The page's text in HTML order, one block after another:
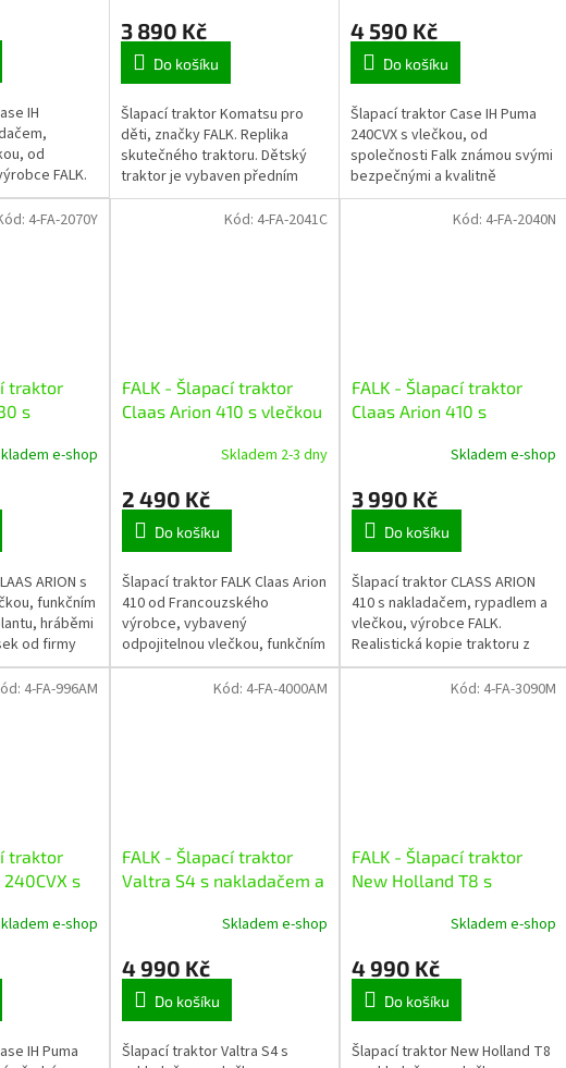
IH
od
FALK.
známe
kvalitního
3 890 Kč
Do košíku
Šlapací traktor Komatsu pro
děti, značky FALK. Replika
skutečného traktoru. Dětský
traktor je vybaven předním
nakladačem, rypadlem,
vlečkou a dalšími úžasnými
4 590 Kč
Do košíku
Šlapací traktor Case IH Puma
240CVX s vlečkou, od
společnosti Falk známou svými
bezpečnými a kvalitně
zpracovanými hračkami.
Traktor je vyroben z odolného
traktor
s
e-shop
ARION s
funkčním
hráběmi
od firmy
od 3 let.
4-FA-2070Y
FALK - Šlapací traktor
Claas Arion 410 s vlečkou
Skladem 2-3 dny
2 490 Kč
Do košíku
Šlapací traktor FALK Claas Arion
410 od Francouzského
výrobce, vybavený
odpojitelnou vlečkou, funkčním
klaksonem na volantu a
otevírací kapotou. Vyrobeno z
Kód: 4-FA-2041C
FALK - Šlapací traktor
Claas Arion 410 s
Skladem e-shop
3 990 Kč
Do košíku
Šlapací traktor CLASS ARION
410 s nakladačem, rypadlem a
vlečkou, výrobce FALK.
Realistická kopie traktoru z
kvalitního odolného plastu s
ohledem na zdraví dětí.
Kód: 4-FA-2040N
traktor
240CVX s
e-shop
IH Puma
4-FA-996AM
FALK - Šlapací traktor
Valtra S4 s nakladačem a
Skladem e-shop
4 990 Kč
Do košíku
Šlapací traktor Valtra S4 s
Kód: 4-FA-4000AM
FALK - Šlapací traktor
New Holland T8 s
Skladem e-shop
4 990 Kč
Do košíku
Šlapací traktor New Holland T8
Kód: 4-FA-3090M